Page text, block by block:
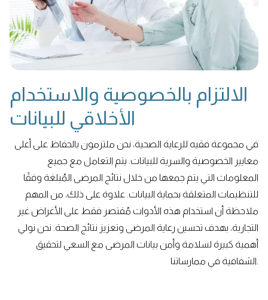
الالتزام بالخصوصية والاستخدام
الأخلاقي للبيانات
في مجموعة فقيه للرعاية الصحية، نحن ملتزمون بالحفاظ على أعلى
معايير الخصوصية والسرية للبيانات. يتم التعامل مع جميع
المعلومات التي يتم جمعها من خلال نتائج المرضى المُبلغة وفقًا
للتنظيمات المتعلقة بحماية البيانات. علاوة على ذلك، من المهم
ملاحظة أن استخدام هذه الأدوات مُقتصر فقط على الأغراض غير
التجارية، بهدف تحسين رعاية المرضى وتعزيز نتائج الصحة. نحن نولي
أهمية كبيرة لسلامة وأمن بيانات المرضى مع السعي لتحقيق